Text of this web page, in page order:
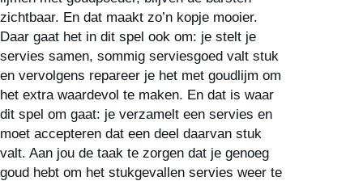
zichtbaar. En dat maakt zo’n kopje mooier.
Daar gaat het in dit spel ook om: je stelt je
servies samen, sommig serviesgoed valt stuk
en vervolgens repareer je het met goudlijm om
het extra waardevol te maken. En dat is waar
dit spel om gaat: je verzamelt een servies en
moet accepteren dat een deel daarvan stuk
valt. Aan jou de taak te zorgen dat je genoeg
goud hebt om het stukgevallen servies weer te